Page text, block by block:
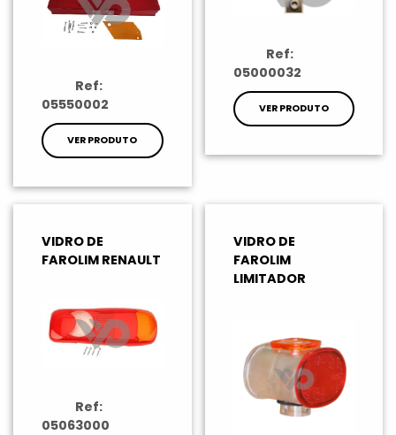
Ref:
05550002
VER PRODUTO
Ref:
05000032
VER PRODUTO
VIDRO DE
FAROLIM RENAULT
Ref:
05063000
VIDRO DE
FAROLIM
LIMITADOR